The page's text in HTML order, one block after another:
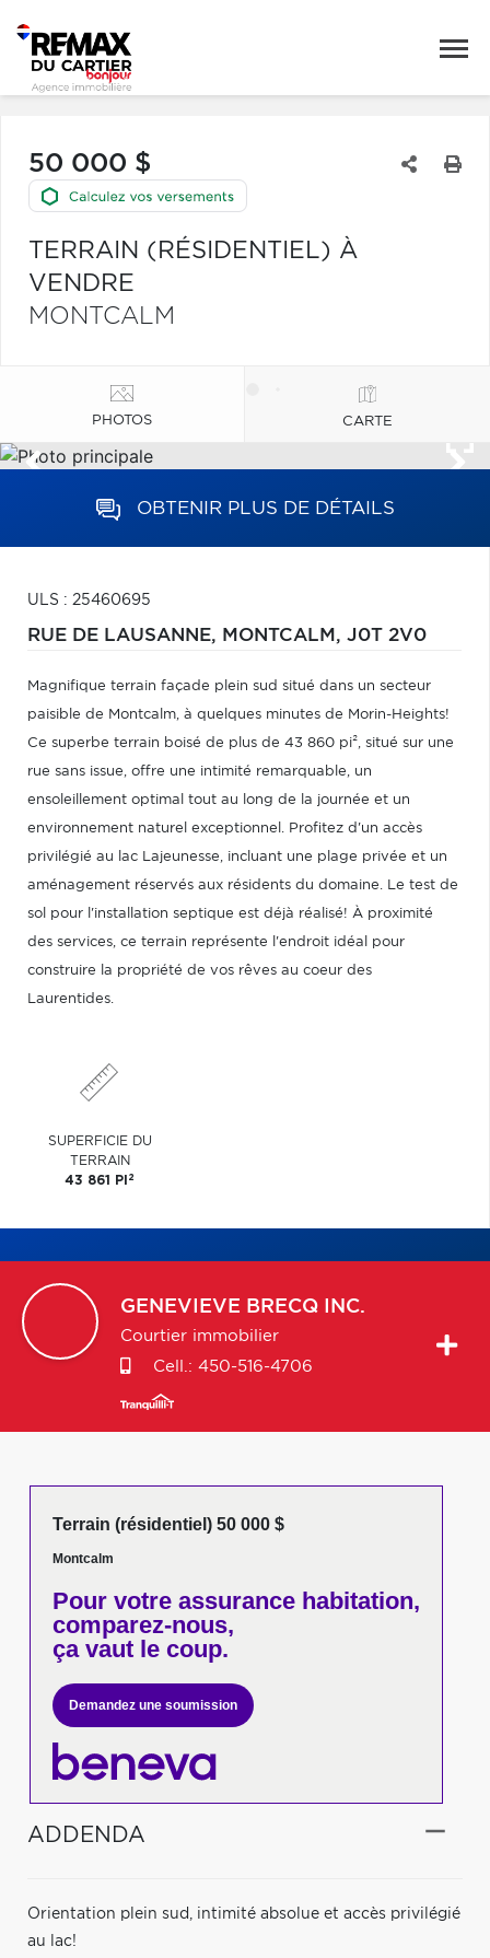
50 000 $
TERRAIN (RÉSIDENTIEL) À
VENDRE
MONTCALM
PHOTOS CARTE
OBTENIR PLUS DE DÉTAILS
ULS : 25460695
RUE DE LAUSANNE, MONTCALM, J0T 2V0
Magnifique terrain façade plein sud situé dans un secteur
paisible de Montcalm, à quelques minutes de Morin-Heights!
Ce superbe terrain boisé de plus de 43 860 pi², situé sur une
rue sans issue, offre une intimité remarquable, un
ensoleillement optimal tout au long de la journée et un
environnement naturel exceptionnel. Profitez d'un accès
privilégié au lac Lajeunesse, incluant une plage privée et un
aménagement réservés aux résidents du domaine. Le test de
sol pour l'installation septique est déjà réalisé! À proximité
des services, ce terrain représente l'endroit idéal pour
construire la propriété de vos rêves au coeur des
Laurentides.
SUPERFICIE DU
TERRAIN
43 861 PI 2
GENEVIEVE BRECQ INC.
Courtier immobilier
Cell.: 450-516-4706
Terrain (résidentiel) 50 000 $
Montcalm
Pour votreassurance habitation,
comparez-nous,
ça vaut le coup.
Demandez une soumission
ADDENDA
Orientation plein sud, intimité absolue et accès privilégié
au lac!